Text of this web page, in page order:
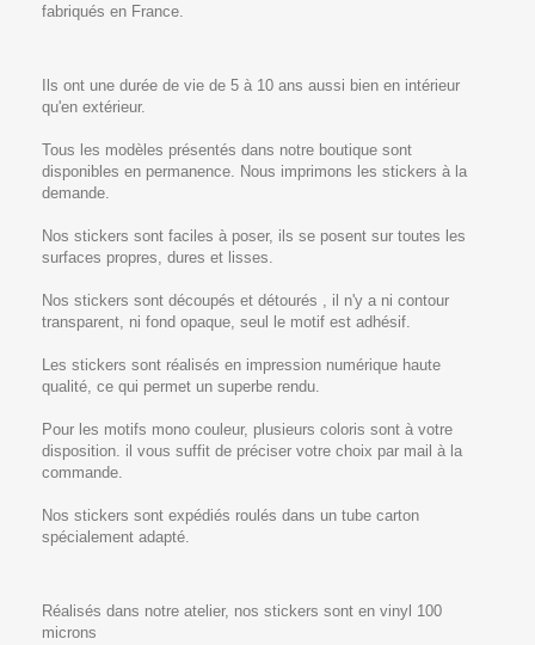
fabriqués en France.
Ils ont une durée de vie de 5 à 10 ans aussi bien en intérieur
qu'en extérieur.
Tous les modèles présentés dans notre boutique sont
disponibles en permanence. Nous imprimons les stickers à la
demande.
Nos stickers sont faciles à poser, ils se posent sur toutes les
surfaces propres, dures et lisses.
Nos stickers sont découpés et détourés , il n'y a ni contour
transparent, ni fond opaque, seul le motif est adhésif.
Les stickers sont réalisés en impression numérique haute
qualité, ce qui permet un superbe rendu.
Pour les motifs mono couleur, plusieurs coloris sont à votre
disposition. il vous suffit de préciser votre choix par mail à la
commande.
Nos stickers sont expédiés roulés dans un tube carton
spécialement adapté.
Réalisés dans notre atelier, nos stickers sont en vinyl 100
microns